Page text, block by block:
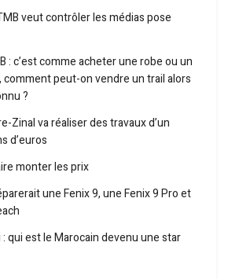
veut contrôler les médias pose
: c’est comme acheter une robe ou un
comment peut-on vendre un trail alors
?
Zinal va réaliser des travaux d’un
d’euros
monter les prix
une Fenix 9, une Fenix 9 Pro et
qui est le Marocain devenu une star